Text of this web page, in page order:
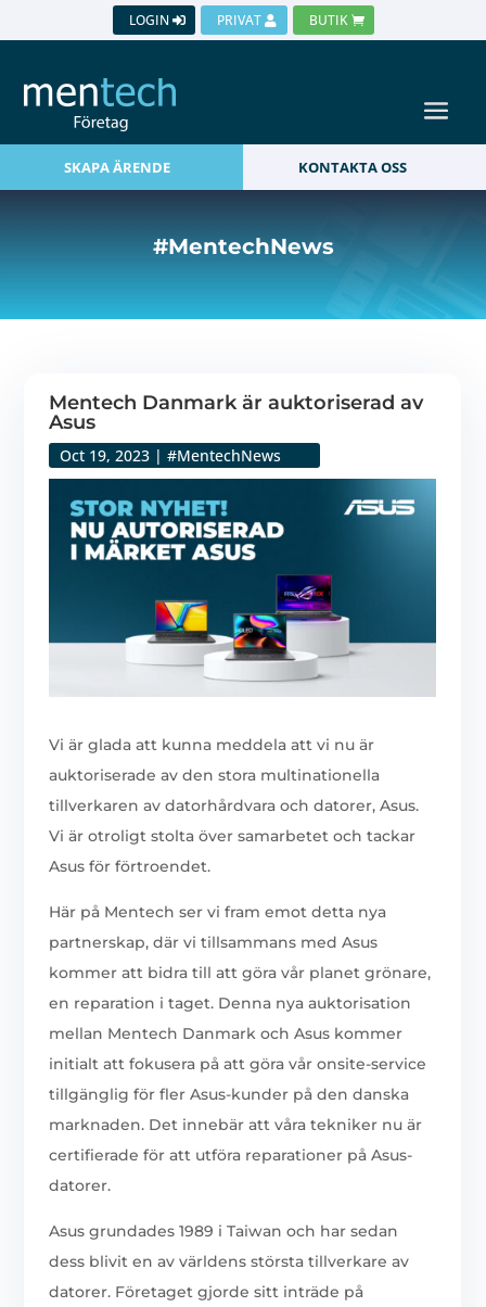
LOGIN PRIVAT BUTIK
SKAPA ÄRENDE KONTAKTA OSS
#MentechNews
Mentech Danmark är auktoriserad av
Asus
Oct 19, 2023| #MentechNews
Vi är glada att kunna meddela att vi nu är
auktoriserade av den stora multinationella
tillverkaren av datorhårdvara och datorer, Asus.
Vi är otroligt stolta över samarbetet och tackar
Asus för förtroendet.
Här på Mentech ser vi fram emot detta nya
partnerskap, där vi tillsammans med Asus
kommer att bidra till att göra vår planet grönare,
en reparation i taget. Denna nya auktorisation
mellan Mentech Danmark och Asus kommer
initialt att fokusera på att göra vår onsite-service
tillgänglig för fler Asus-kunder på den danska
marknaden. Det innebär att våra tekniker nu är
certifierade för att utföra reparationer på Asus-
datorer.
Asus grundades 1989 i Taiwan och har sedan
dess blivit en av världens största tillverkare av
datorer. Företaget gjorde sitt inträde på